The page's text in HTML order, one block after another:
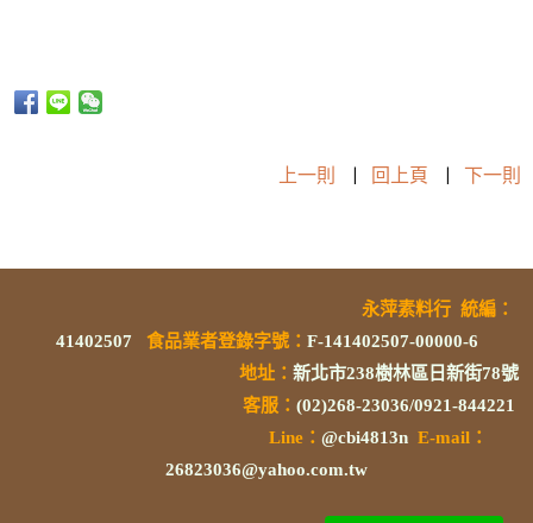
上一則 | 回上頁 | 下一則
永萍素料行 統編 ：
41402507
食品業者登錄字號： F-141402507-00000-6
地址： 新北市238樹林區日新街78號
客服： (02)268-23036/0921-844221
Line： @cbi4813n E-mail：
26823036@yahoo.com.tw